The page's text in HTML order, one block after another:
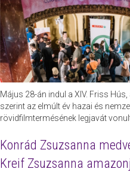
Május 28-án indul a XIV. Friss
szerint az elmúlt év hazai és
rövidfilmtermésének legjavát
Konrád Zsuzsanna
Kreif Zsuzsanna